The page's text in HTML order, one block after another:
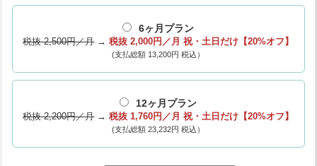
6ヶ月プラン
税抜 2,500円／月→税抜 2,000円／月 祝・土日だけ【20%オフ】
(支払総額 13,200円 税込）
12ヶ月プラン
税抜 2,200円／月→税抜 1,760円／月 祝・土日だけ【20%オフ】
(支払総額 23,232円 税込）